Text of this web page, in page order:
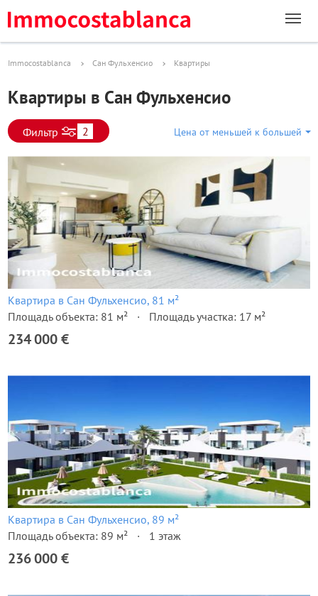
Immocostablanca Сан Фульхенсио Квартиры
Квартиры в Сан Фульхенсио
Фильтр 2 Цена от меньшей к большей
Квартира в Сан Фульхенсио, 81 м²
Площадь объекта: 81 м²
Площадь участка: 17 м²
234 000 €
Квартира в Сан Фульхенсио, 89 м²
Площадь объекта: 89 м²
1 этаж
236 000 €